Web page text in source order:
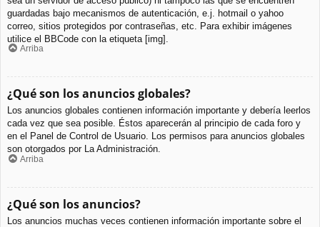
guardadas bajo mecanismos de autenticación, e.j. hotmail o yahoo
correo, sitios protegidos por contraseñas, etc. Para exhibir imágenes
utilice el BBCode con la etiqueta [img].
Arriba
¿Qué son los anuncios globales?
Los anuncios globales contienen información importante y debería leerlos
cada vez que sea posible. Éstos aparecerán al principio de cada foro y
en el Panel de Control de Usuario. Los permisos para anuncios globales
son otorgados por La Administración.
Arriba
¿Qué son los anuncios?
Los anuncios muchas veces contienen información importante sobre el